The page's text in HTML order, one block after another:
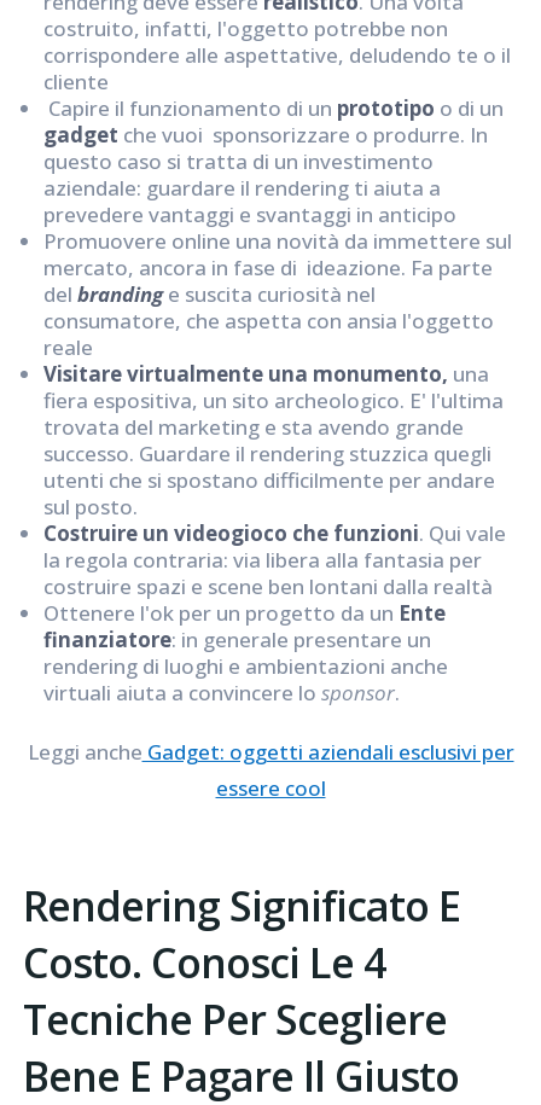
costruito, infatti, l'oggetto potrebbe non
corrispondere alle aspettative, deludendo te o il
cliente
Capire il funzionamento di un prototipo o di un
gadget che vuoi sponsorizzare o produrre. In
questo caso si tratta di un investimento
aziendale: guardare il rendering ti aiuta a
prevedere vantaggi e svantaggi in anticipo
Promuovere online una novità da immettere sul
mercato, ancora in fase di ideazione. Fa parte
delbrandinge suscita curiosità nel
consumatore, che aspetta con ansia l'oggetto
reale
Visitare virtualmente una monumento, una
fiera espositiva, un sito archeologico. E' l'ultima
trovata del marketing e sta avendo grande
successo. Guardare il rendering stuzzica quegli
utenti che si spostano difficilmente per andare
sul posto.
Costruire un videogioco che funzioni. Qui vale
la regola contraria: via libera alla fantasia per
costruire spazi e scene ben lontani dalla realtà
Ottenere l'ok per un progetto da un Ente
finanziatore: in generale presentare un
rendering di luoghi e ambientazioni anche
virtuali aiuta a convincere losponsor.
Leggi anche Gadget: oggetti aziendali esclusivi per
essere cool
Rendering Significato E
Costo. Conosci Le 4
Tecniche Per Scegliere
Bene E Pagare Il Giusto